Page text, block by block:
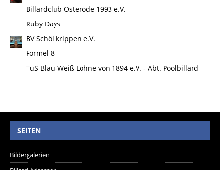
Billardclub Osterode 1993 e.V.
Ruby Days
BV Schöllkrippen e.V.
Formel 8
TuS Blau-Weiß Lohne von 1894 e.V. - Abt. Poolbillard
SEITEN
Bildergalerien